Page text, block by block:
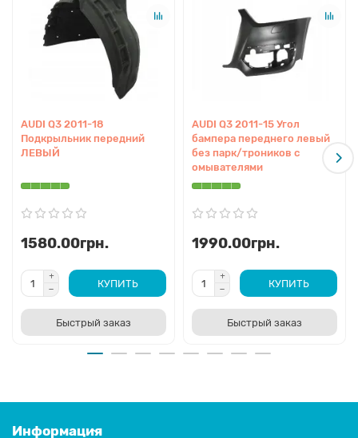
AUDI Q3 2011-18
Подкрыльник передний
ЛЕВЫЙ
1580.00грн.
КУПИТЬ
Быстрый заказ
AUDI Q3 2011-15 Угол
бампера переднего левый
без парк/троников с
омывателями
1990.00грн.
КУПИТЬ
Быстрый заказ
Информация